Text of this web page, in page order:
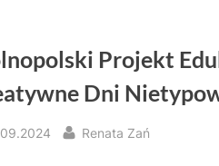
Projekt
Dni
By
Renata Zań